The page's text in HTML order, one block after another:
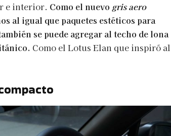
e interior. Como el nuevo gris aero
al igual que paquetes estéticos para
se puede agregar al techo de lona
Como el Lotus Elan que inspiró al